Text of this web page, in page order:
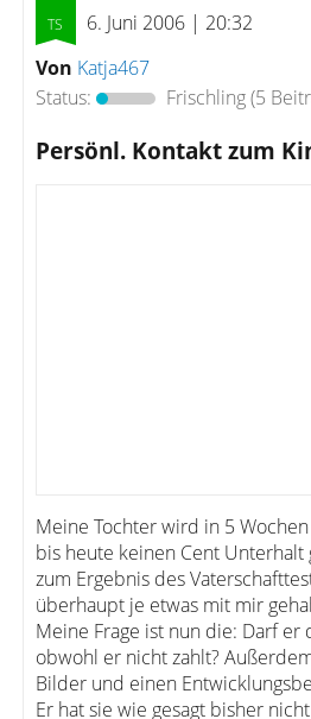
6. Juni 2006 | 20:32
Von Katja467
Status:
Frischling(5
Persönl. Kontakt zum
Meine Tochter wird in 5 Wochen
bis heute keinen Cent Unterhalt
zum Ergebnis des
überhaupt je etwas mit mir
Meine Frage ist nun die: Darf er
obwohl er nicht zahlt?
Bilder und einen
Er hat sie wie gesagt bisher